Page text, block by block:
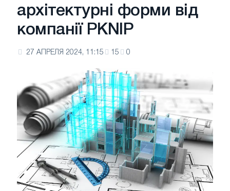
архітектурні форми від
компанії PKNIP
27 АПРЕЛЯ 2024, 11:15 15 0